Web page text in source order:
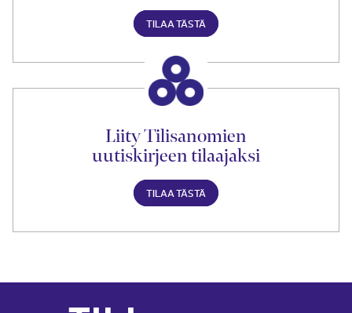
TILAA TÄSTÄ
Liity Tilisanomien
uutiskirjeen tilaajaksi
TILAA TÄSTÄ